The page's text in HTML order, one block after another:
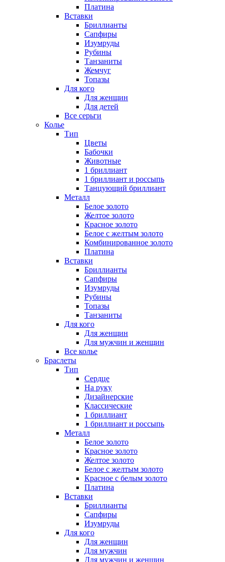
Платина
Вставки
Бриллианты
Сапфиры
Изумруды
Рубины
Танзаниты
Жемчуг
Топазы
Для кого
Для женщин
Для детей
Все серьги
Колье
Тип
Цветы
Бабочки
Животные
1 бриллиант
1 бриллиант и россыпь
Танцующий бриллиант
Металл
Белое золото
Желтое золото
Красное золото
Белое с желтым золото
Комбинированное золото
Платина
Вставки
Бриллианты
Сапфиры
Изумруды
Рубины
Топазы
Танзаниты
Для кого
Для женщин
Для мужчин и женщин
Все колье
Браслеты
Тип
Сердце
На руку
Дизайнерские
Классические
1 бриллиант
1 бриллиант и россыпь
Металл
Белое золото
Красное золото
Желтое золото
Белое с желтым золото
Красное с белым золото
Платина
Вставки
Бриллианты
Сапфиры
Изумруды
Для кого
Для женщин
Для мужчин
Для мужчин и женщин